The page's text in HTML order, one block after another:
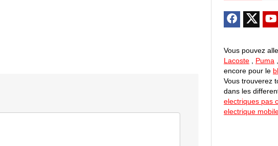
Vous pouvez
Lacoste
Puma
encore pour le
Vous trouverez
dans les
electriques pas
electrique